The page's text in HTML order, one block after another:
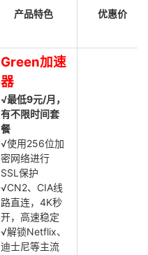
产品特色 优惠价
Green加速
器
√最低9元/月，
有不限时间套
餐
√使用256位加
密网络进行
SSL保护
√CN2、CIA线
路直连，4K秒
开，高速稳定
√解锁Netflix、
迪士尼等主流